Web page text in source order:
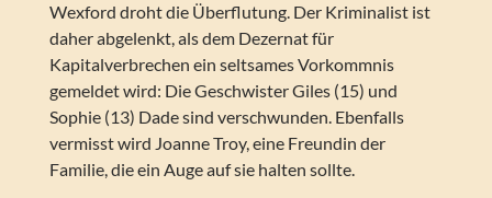
Wexford droht die Überflutung. Der Kriminalist ist
daher abgelenkt, als dem Dezernat für
Kapitalverbrechen ein seltsames Vorkommnis
gemeldet wird: Die Geschwister Giles (15) und
Sophie (13) Dade sind verschwunden. Ebenfalls
vermisst wird Joanne Troy, eine Freundin der
Familie, die ein Auge auf sie halten sollte.